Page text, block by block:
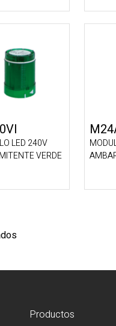
LED 240V
VERDE
Productos